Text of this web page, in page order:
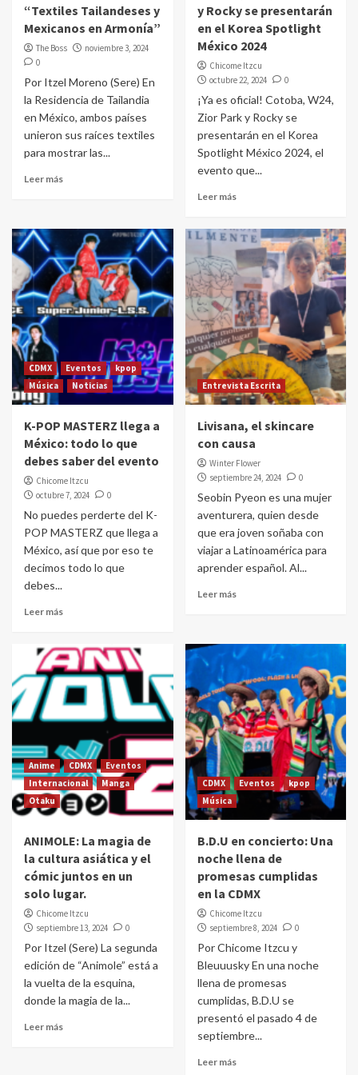
“Textiles Tailandeses y
Mexicanos en Armonía”
The Boss
noviembre 3, 2024
0
Por Itzel Moreno (Sere) En
la Residencia de Tailandia
en México, ambos países
unieron sus raíces textiles
para mostrar las...
Leer más
y Rocky se presentarán
en el Korea Spotlight
México 2024
Chicome Itzcu
octubre 22, 2024
0
¡Ya es oficial! Cotoba, W24,
Zior Park y Rocky se
presentarán en el Korea
Spotlight México 2024, el
evento que...
Leer más
CDMX Eventos
kpop
Música
Noticias
K-POP MASTERZ llega a
México: todo lo que
debes saber del evento
Chicome Itzcu
octubre 7, 2024
0
No puedes perderte del K-
POP MASTERZ que llega a
México, así que por eso te
decimos todo lo que
debes...
Leer más
Entrevista Escrita
Livisana, el skincare
con causa
Winter Flower
septiembre 24, 2024
0
Seobin Pyeon es una mujer
aventurera, quien desde
que era joven soñaba con
viajar a Latinoamérica para
aprender español. Al...
Leer más
Anime CDMX
Eventos
Internacional
Manga
Otaku
ANIMOLE: La magia de
la cultura asiática y el
cómic juntos en un
solo lugar.
Chicome Itzcu
septiembre 13, 2024
0
Por Itzel (Sere) La segunda
edición de “Animole” está a
la vuelta de la esquina,
donde la magia de la...
Leer más
CDMX Eventos
kpop
Música
B.D.U en concierto: Una
noche llena de
promesas cumplidas
en la CDMX
Chicome Itzcu
septiembre 8, 2024
0
Por Chicome Itzcu y
Bleuuusky En una noche
llena de promesas
cumplidas, B.D.U se
presentó el pasado 4 de
septiembre...
Leer más